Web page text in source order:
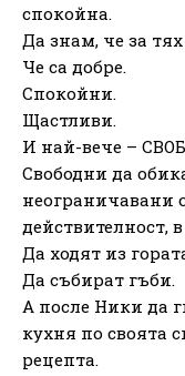
спокойна.
Да знам, че за
Че са добре.
Спокойни.
Щастливи.
И най-вече –
Свободни да
неограничавани
действителност,
Да ходят из
Да събират гъби.
А после Ники да
кухня по своята
рецепта.